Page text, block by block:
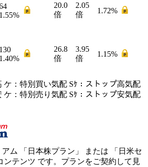
%
20.0
倍
2.05
倍
1.72%
%
26.8
倍
3.95
倍
1.15%
ケ ： 特別買い気配 Sｹ ： ストップ高気配
ケ ： 特別売 り 気配 Sｹ ： ストップ安気配
ム 「 日本株プラン 」 または 「 日米セ
ンテンツ です。プランをご契約して見